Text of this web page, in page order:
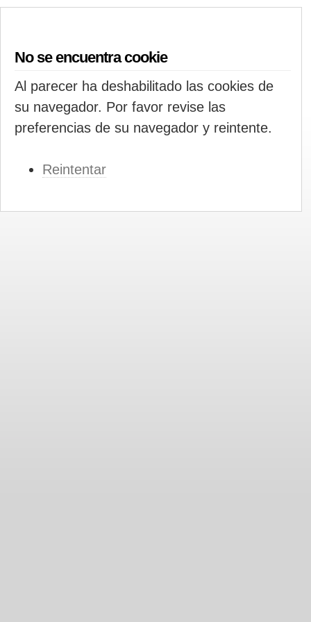
No se encuentra cookie
Al parecer ha deshabilitado las cookies de
su navegador. Por favor revise las
preferencias de su navegador y reintente.
Reintentar